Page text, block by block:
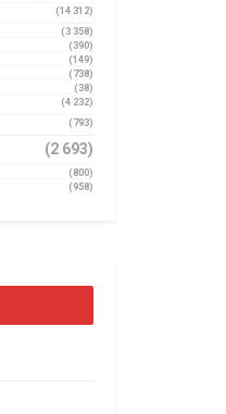
(14 312)
(3 358)
(390)
(149)
(738)
(38)
(4 232)
(793)
(2 693)
(800)
(958)